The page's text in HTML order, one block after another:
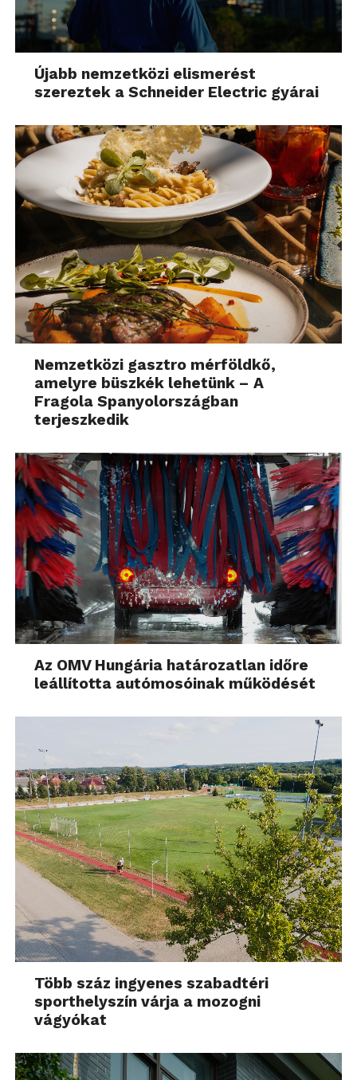
Újabb nemzetközi elismerést
szereztek a Schneider Electric gyárai
Nemzetközi gasztro mérföldkő,
amelyre büszkék lehetünk – A
Fragola Spanyolországban
terjeszkedik
Az OMV Hungária határozatlan időre
leállította autómosóinak működését
Több száz ingyenes szabadtéri
sporthelyszín várja a mozogni
vágyókat